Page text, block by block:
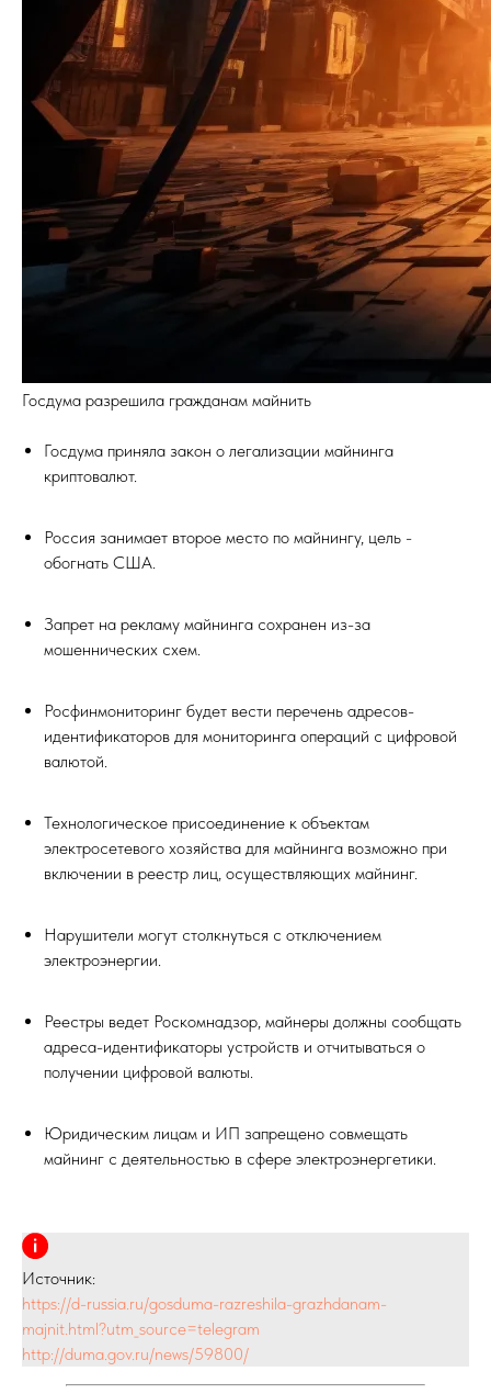
Госдума разрешила гражданам майнить
Госдума приняла закон о легализации майнинга
криптовалют.
Россия занимает второе место по майнингу, цель -
обогнать США.
Запрет на рекламу майнинга сохранен из-за
мошеннических схем.
Росфинмониторинг будет вести перечень адресов-
идентификаторов для мониторинга операций с цифровой
валютой.
Технологическое присоединение к объектам
электросетевого хозяйства для майнинга возможно при
включении в реестр лиц, осуществляющих майнинг.
Нарушители могут столкнуться с отключением
электроэнергии.
Реестры ведет Роскомнадзор, майнеры должны сообщать
адреса-идентификаторы устройств и отчитываться о
получении цифровой валюты.
Юридическим лицам и ИП запрещено совмещать
майнинг с деятельностью в сфере электроэнергетики.
Источник:
https://d-russia.ru/gosduma-razreshila-grazhdanam-
majnit.html?utm_source=telegram
http://duma.gov.ru/news/59800/